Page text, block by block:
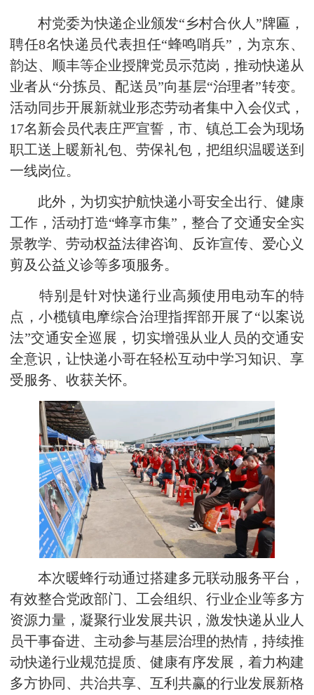
村党委为快递企业颁发“乡村合伙人”牌匾，
聘任8名快递员代表担任“蜂鸣哨兵”，为京东、
韵达、顺丰等企业授牌党员示范岗，推动快递从
业者从“分拣员、配送员”向基层“治理者”转变。
活动同步开展新就业形态劳动者集中入会仪式，
17名新会员代表庄严宣誓，市、镇总工会为现场
职工送上暖新礼包、劳保礼包，把组织温暖送到
一线岗位。
此外，为切实护航快递小哥安全出行、健康
工作，活动打造“蜂享市集”，整合了交通安全实
景教学、劳动权益法律咨询、反诈宣传、爱心义
剪及公益义诊等多项服务。
特别是针对快递行业高频使用电动车的特
点，小榄镇电摩综合治理指挥部开展了“以案说
法”交通安全巡展，切实增强从业人员的交通安
全意识，让快递小哥在轻松互动中学习知识、享
受服务、收获关怀。
本次暖蜂行动通过搭建多元联动服务平台，
有效整合党政部门、工会组织、行业企业等多方
资源力量，凝聚行业发展共识，激发快递从业人
员干事奋进、主动参与基层治理的热情，持续推
动快递行业规范提质、健康有序发展，着力构建
多方协同、共治共享、互利共赢的行业发展新格